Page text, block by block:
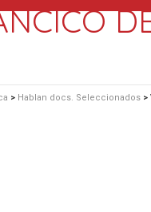
> Hablan docs. Seleccionados >